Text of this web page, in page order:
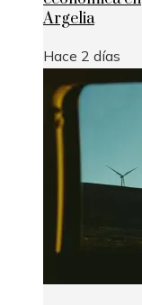
Argelia
Hace 2 días